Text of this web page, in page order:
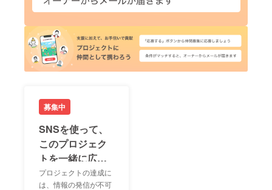
募集中
SNSを使って、
このプロジェク
トを一緒に広め
ましょう！
プロジェクトの達成に
は、情報の発信が不可